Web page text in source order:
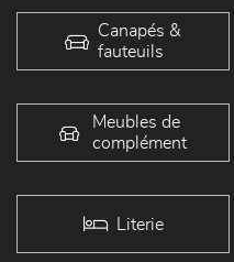
Canapés &
fauteuils
Meubles de
complément
Literie